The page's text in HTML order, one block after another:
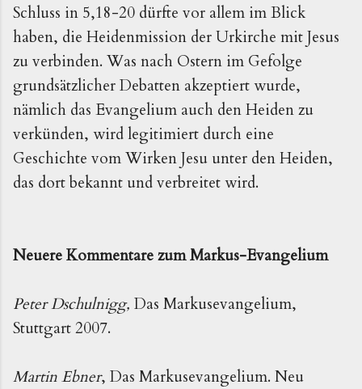
Schluss in 5,18-20 dürfte vor allem im Blick
haben, die Heidenmission der Urkirche mit Jesus
zu verbinden. Was nach Ostern im Gefolge
grundsätzlicher Debatten akzeptiert wurde,
nämlich das Evangelium auch den Heiden zu
verkünden, wird legitimiert durch eine
Geschichte vom Wirken Jesu unter den Heiden,
das dort bekannt und verbreitet wird.
Neuere Kommentare zum Markus-Evangelium
Peter Dschulnigg, Das Markusevangelium,
Stuttgart 2007.
Martin Ebner, Das Markusevangelium. Neu